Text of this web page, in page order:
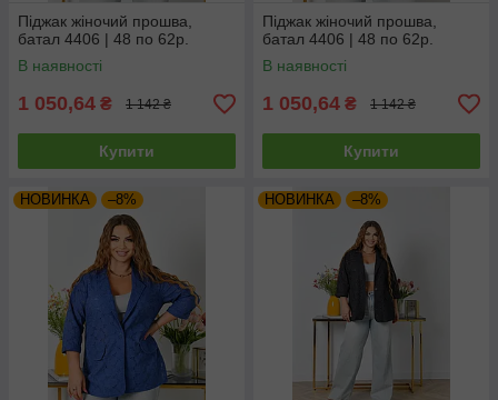
Піджак жіночий прошва,
батал 4406 | 48 по 62р.
В наявності
1 050,64 ₴ 1 142 ₴
Купити
Піджак жіночий прошва,
батал 4406 | 48 по 62р.
В наявності
1 050,64 ₴ 1 142 ₴
Купити
НОВИНКА –8% НОВИНКА –8%